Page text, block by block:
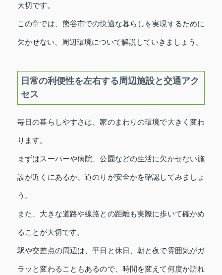
大切です。
この章では、熊谷市での快適な暮らしを実現するために
欠かせない、周辺環境について解説していきましょう。
日常の利便性を左右する周辺施設と交通アク
セス
毎日の暮らしやすさは、家のまわりの環境で大きく変わ
ります。
まずはスーパーや病院、公園などの生活に欠かせない施
設が近くにあるか、道のりが安全かを確認してみましょ
う。
また、大きな道路や線路との距離も実際に歩いて確かめ
ることが大切です。
駅や交差点の周辺は、平日と休日、朝と夜で雰囲気がガ
ラッと変わることもあるので、時間を変えて何度か訪れ